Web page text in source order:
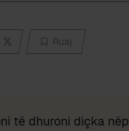
Ruaj
të dhuroni diçka